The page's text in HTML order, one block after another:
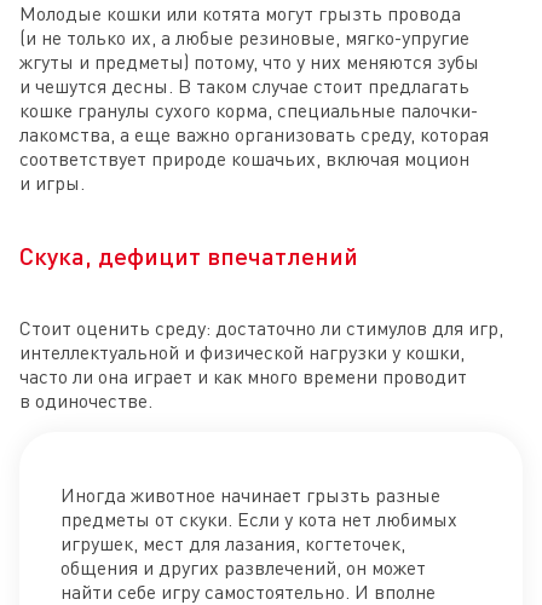
Молодые кошки или котята могут грызть провода
(и не только их, а любые резиновые, мягко-упругие
жгуты и предметы) потому, что у них меняются зубы
и чешутся десны. В таком случае стоит предлагать
кошке гранулы сухого корма, специальные палочки-
лакомства, а еще важно организовать среду, которая
соответствует природе кошачьих, включая моцион
и игры.
Скука, дефицит впечатлений
Стоит оценить среду: достаточно ли стимулов для игр,
интеллектуальной и физической нагрузки у кошки,
часто ли она играет и как много времени проводит
в одиночестве.
Иногда животное начинает грызть разные
предметы от скуки. Если у кота нет любимых
игрушек, мест для лазания, когтеточек,
общения и других развлечений, он может
найти себе игру самостоятельно. И вполне